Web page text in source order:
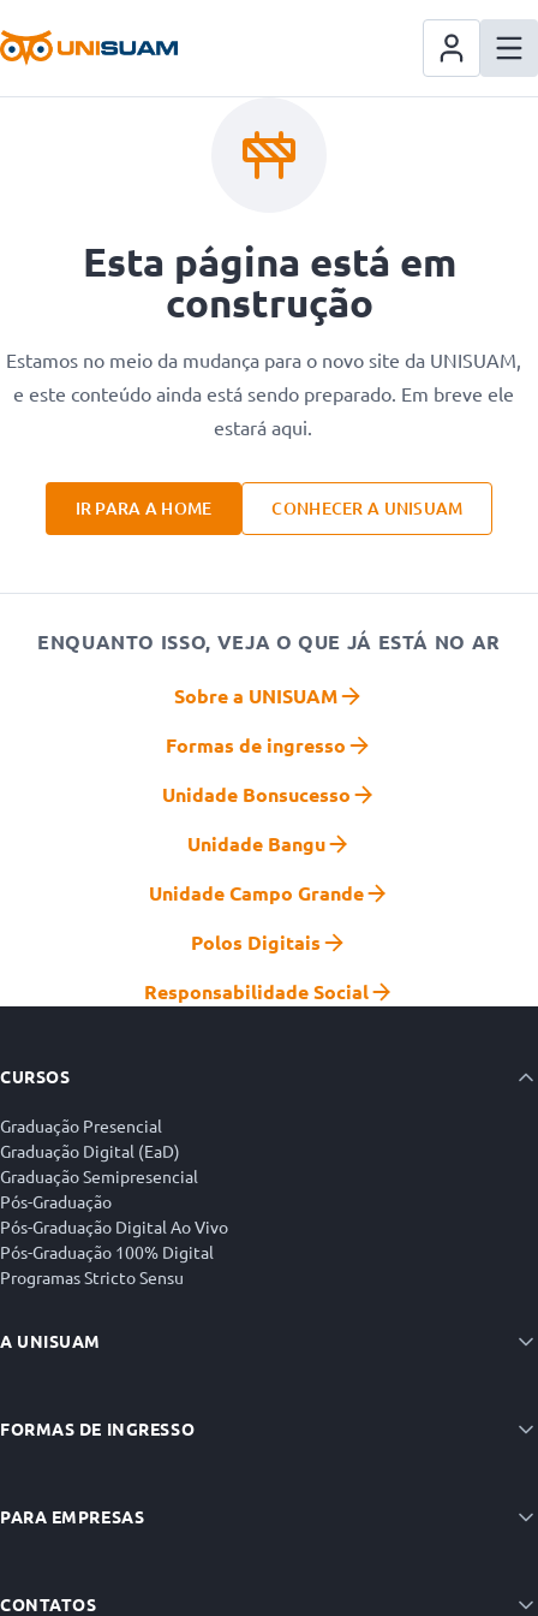
Esta página está em
construção
Estamos no meio da mudança para o novo site da UNISUAM,
e este conteúdo ainda está sendo preparado. Em breve ele
estará aqui.
IR PARA A HOME CONHECER A UNISUAM
ENQUANTO ISSO, VEJA O QUE JÁ ESTÁ NO AR
Sobre a UNISUAM
Formas de ingresso
Unidade Bonsucesso
Unidade Bangu
Unidade Campo Grande
Polos Digitais
Responsabilidade Social
CURSOS
Graduação Presencial
Graduação Digital (EaD)
Graduação Semipresencial
Pós-Graduação
Pós-Graduação Digital Ao Vivo
Pós-Graduação 100% Digital
Programas Stricto Sensu
A UNISUAM
FORMAS DE INGRESSO
PARA EMPRESAS
CONTATOS